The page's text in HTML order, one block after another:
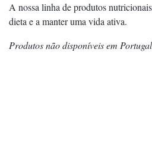
A nossa linha de produtos
dieta e a manter uma vida ativa.
Produtos não disponíveis em